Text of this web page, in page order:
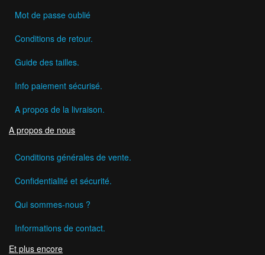
Mot de passe oublié
Conditions de retour.
Guide des tailles.
Info paiement sécurisé.
A propos de la livraison.
A propos de nous
Conditions générales de vente.
Confidentialité et sécurité.
Qui sommes-nous ?
Informations de contact.
Et plus encore